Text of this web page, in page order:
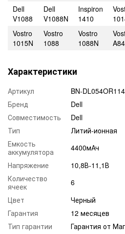
Dell
V1088
Dell
V1088N
Inspiron
1410
Vostro
1015N
Vostro
1088
Vostro
1088N
Характеристики
Артикул
BN-
Бренд
Dell
Совместимость
Dell
Тип
Литий-ионная
Емкость
аккумулятора
4400мАч
Напряжение
10,8В-11,1В
Количество
ячеек
6
Цвет
Черный
Гарантия
12 месяцев
Тип гарантии
Гарантия от